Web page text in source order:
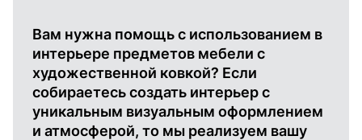
Вам нужна помощь с использованием в
интерьере предметов мебели с
художественной ковкой? Если
собираетесь создать интерьер с
уникальным визуальным оформлением
и атмосферой, то мы реализуем вашу